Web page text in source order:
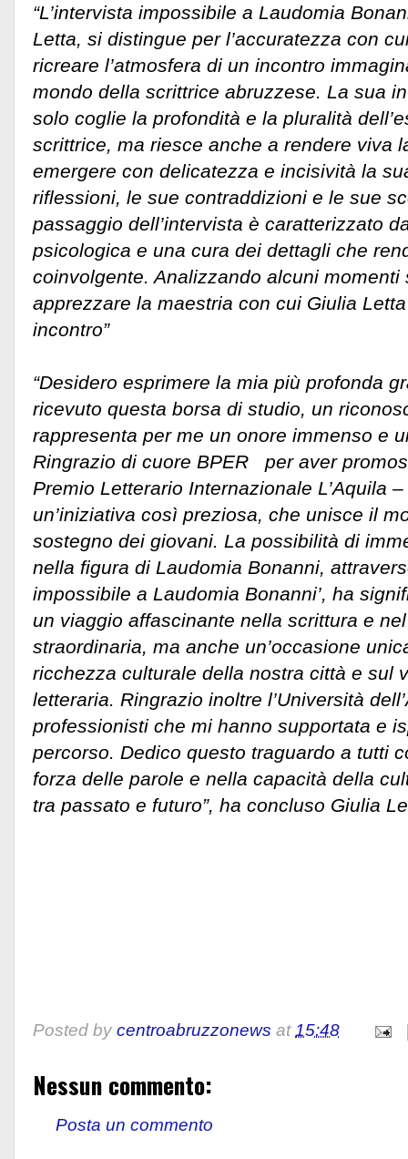
“L’intervista impossibile a Laudomia
Letta, si distingue per l’accuratezza con
ricreare l’atmosfera di un incontro
mondo della scrittrice abruzzese. La sua
solo coglie la profondità e la pluralità
scrittrice, ma riesce anche a rendere viva
emergere con delicatezza e incisività la
riflessioni, le sue contraddizioni e le sue
passaggio dell’intervista è caratterizzato
psicologica e una cura dei dettagli che
coinvolgente. Analizzando alcuni
apprezzare la maestria con cui Giulia
incontro”
“Desidero esprimere la mia più profonda
ricevuto questa borsa di studio, un
rappresenta per me un onore immenso e
Ringrazio di cuore BPER per aver
Premio Letterario Internazionale L’Aquila
un’iniziativa così preziosa, che unisce il
sostegno dei giovani. La possibilità di
nella figura di Laudomia Bonanni,
impossibile a Laudomia Bonanni’, ha
un viaggio affascinante nella scrittura e
straordinaria, ma anche un’occasione
ricchezza culturale della nostra città e sul
letteraria. Ringrazio inoltre l’Università
professionisti che mi hanno supportata e
percorso. Dedico questo traguardo a tutti
forza delle parole e nella capacità della
tra passato e futuro”, ha concluso Giulia
Posted by centroabruzzonews at15:48
Nessun commento:
Posta un commento